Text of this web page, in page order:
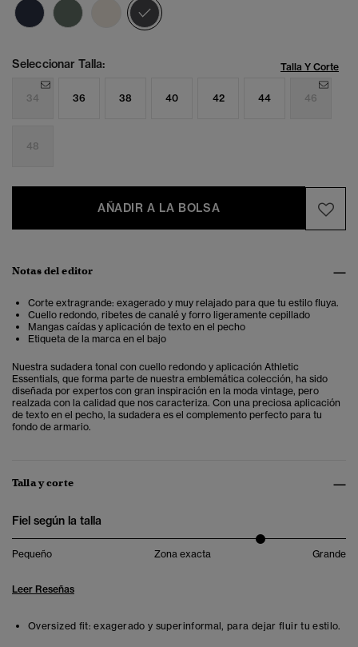
Seleccionar Talla: Talla Y Corte
34 36 38 40 42 44 46
48
AÑADIR A LA BOLSA
Notas del editor
Corte extragrande: exagerado y muy relajado para que tu estilo fluya.
Cuello redondo, ribetes de canalé y forro ligeramente cepillado
Mangas caídas y aplicación de texto en el pecho
Etiqueta de la marca en el bajo
Nuestra sudadera tonal con cuello redondo y aplicación Athletic
Essentials, que forma parte de nuestra emblemática colección, ha sido
diseñada por expertos con gran inspiración en la moda vintage, pero
realzada con la calidad que nos caracteriza. Con una preciosa aplicación
de texto en el pecho, la sudadera es el complemento perfecto para tu
fondo de armario.
Talla y corte
Fiel según la talla
Pequeño Zona exacta Grande
Leer Reseñas
Oversized fit: exagerado y superinformal, para dejar fluir tu estilo.